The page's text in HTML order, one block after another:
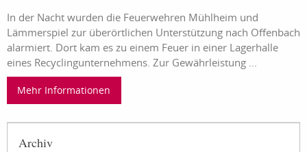
In der Nacht wurden die Feuerwehren Mühlheim und
Lämmerspiel zur überörtlichen Unterstützung nach Offenbach
alarmiert. Dort kam es zu einem Feuer in einer Lagerhalle
eines Recyclingunternehmens. Zur Gewährleistung ...
Mehr Informationen
Archiv